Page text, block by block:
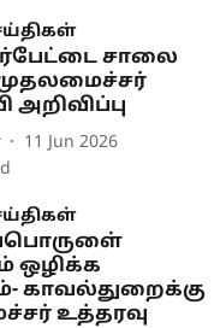
சாலை
முதலமைச்சர்
அறிவிப்பு
11 Jun 2026
ஒழிக்க
காவல்துறைக்கு
உத்தரவு